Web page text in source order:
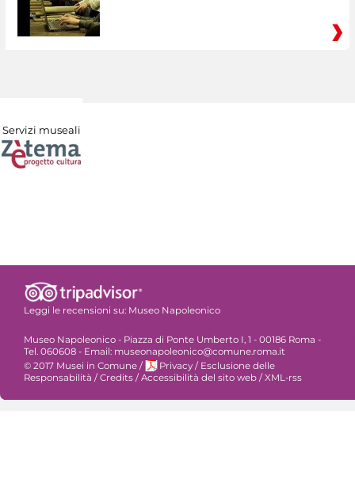
Servizi museali
Leggi le recensioni su: Museo Napoleonico
Museo Napoleonico - Piazza di Ponte Umberto I, 1 - 00186 Roma -
Tel. 060608 - Email: museonapoleonico@comune.roma.it
© 2017 Musei in Comune / Privacy / Esclusione delle
Responsabilità / Credits / Accessibilità del sito web / XML-rss